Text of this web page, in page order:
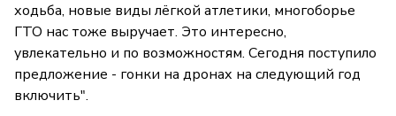
ходьба, новые виды лёгкой атлетики, многоборье
ГТО нас тоже выручает. Это интересно,
увлекательно и по возможностям. Сегодня поступило
предложение - гонки на дронах на следующий год
включить".